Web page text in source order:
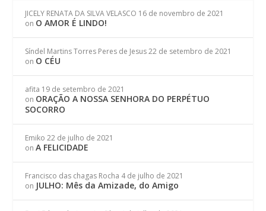
JICELY RENATA DA SILVA VELASCO 16 de novembro de 2021
on O AMOR É LINDO!
Síndel Martins Torres Peres de Jesus 22 de setembro de 2021
on O CÉU
afita 19 de setembro de 2021
on ORAÇÃO A NOSSA SENHORA DO PERPÉTUO
SOCORRO
Emiko 22 de julho de 2021
onA FELICIDADE
Francisco das chagas Rocha 4 de julho de 2021
on JULHO: Mês da Amizade, do Amigo